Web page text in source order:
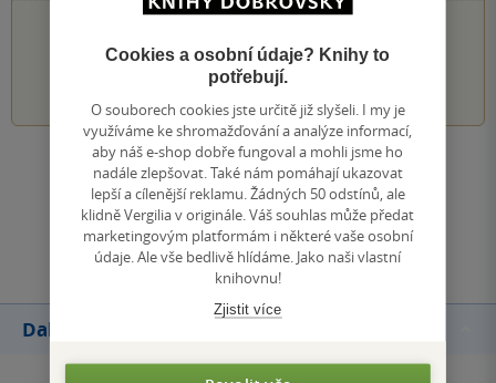
3 4 5
Zobrazit všechna hodnocení
Přidat hodnocení
Další knihy autora
Cookies a osobní údaje? Knihy to
potřebují.
O souborech cookies jste určitě již slyšeli. I my je
využíváme ke shromažďování a analýze informací,
aby náš e-shop dobře fungoval a mohli jsme ho
nadále zlepšovat. Také nám pomáhají ukazovat
lepší a cílenější reklamu. Žádných 50 odstínů, ale
klidně Vergilia v originále. Váš souhlas může předat
marketingovým platformám i některé vaše osobní
údaje. Ale vše bedlivě hlídáme. Jako naši vlastní
knihovnu!
Zjistit více